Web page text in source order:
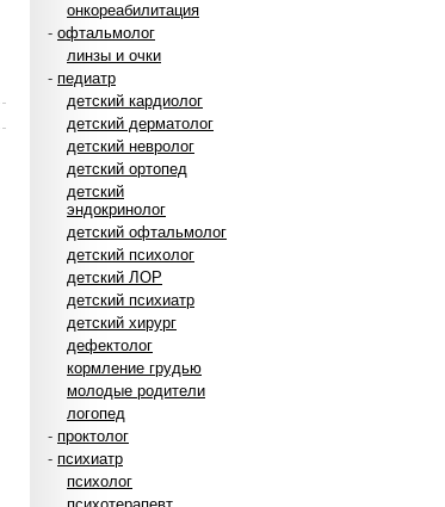
онкореабилитация
- офтальмолог
линзы и очки
- педиатр
детский кардиолог
детский дерматолог
детский невролог
детский ортопед
детский
эндокринолог
детский офтальмолог
детский психолог
детский ЛОР
детский психиатр
детский хирург
дефектолог
кормление грудью
молодые родители
логопед
- проктолог
- психиатр
психолог